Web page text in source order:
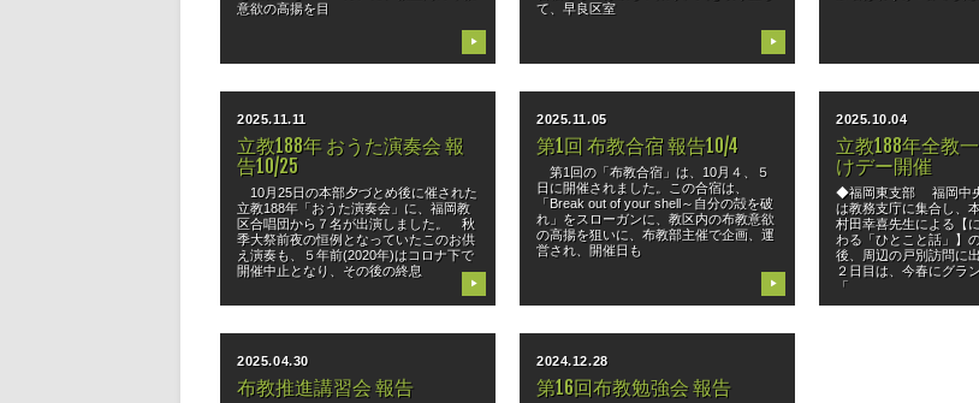
意欲の高揚を目
▶
て、早良区室
▶
2025.11.11
立教188年 おうた演奏会 報
告10/25
10月25日の本部夕づとめ後に催された
立教188年「おうた演奏会」に、福岡教
区合唱団から７名が出演しました。 秋
季大祭前夜の恒例となっていたこのお供
え演奏も、５年前(2020年)はコロナ下で
開催中止となり、その後の終息
▶
2025.11.05
第1回 布教合宿 報告10/4
第1回の「布教合宿」は、10月４、５
日に開催されました。この合宿は、
「Break out of your shell～自分の殻を破
れ」をスローガンに、教区内の布教意欲
の高揚を狙いに、布教部主催で企画、運
営され、開催日も
▶
2025.10.04
立教188年全教
けデー開催
◆福岡東支部 福岡中
は教務支庁に集合し、
村田幸喜先生による【
わる「ひとこと話」】
後、周辺の戸別訪問に
２日目は、今春にグラ
「
2025.04.30
布教推進講習会 報告
2024.12.28
第16回布教勉強会 報告